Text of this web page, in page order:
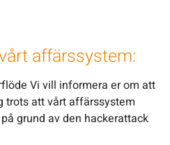
affärssystem:
Vi vill informera er om att
trots att vårt affärssystem
grund av den hackerattack